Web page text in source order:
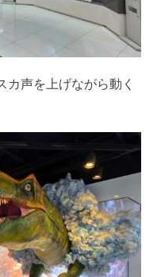
カ声を上げながら動く